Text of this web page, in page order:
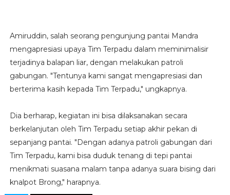
Amiruddin, salah seorang pengunjung pantai Mandra
mengapresiasi upaya Tim Terpadu dalam meminimalisir
terjadinya balapan liar, dengan melakukan patroli
gabungan. "Tentunya kami sangat mengapresiasi dan
berterima kasih kepada Tim Terpadu," ungkapnya.
Dia berharap, kegiatan ini bisa dilaksanakan secara
berkelanjutan oleh Tim Terpadu setiap akhir pekan di
sepanjang pantai. "Dengan adanya patroli gabungan dari
Tim Terpadu, kami bisa duduk tenang di tepi pantai
menikmati suasana malam tanpa adanya suara bising dari
knalpot Brong," harapnya.